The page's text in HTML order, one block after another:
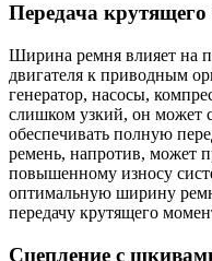
Передача
Ширина ремня влияет на
двигателя к приводным
генератор, насосы,
слишком узкий, он может
обеспечивать полную
ремень, напротив, может
повышенному износу
оптимальную ширину
передачу крутящего
Сцепление с